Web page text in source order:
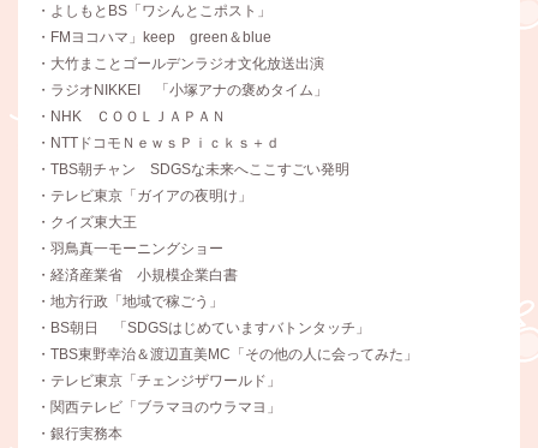
・よしもとBS「ワシんとこポスト」
・FMヨコハマ」keep green＆blue
・大竹まことゴールデンラジオ文化放送出演
・ラジオNIKKEI 「小塚アナの褒めタイム」
・NHK ＣＯＯＬＪＡＰＡＮ
・NTTドコモＮｅｗｓＰｉｃｋｓ＋ｄ
・TBS朝チャン SDGSな未来へここすごい発明
・テレビ東京「ガイアの夜明け」
・クイズ東大王
・羽鳥真一モーニングショー
・経済産業省 小規模企業白書
・地方行政「地域で稼ごう」
・BS朝日 「SDGSはじめていますバトンタッチ」
・TBS東野幸治＆渡辺直美MC「その他の人に会ってみた」
・テレビ東京「チェンジザワールド」
・関西テレビ「ブラマヨのウラマヨ」
・銀行実務本